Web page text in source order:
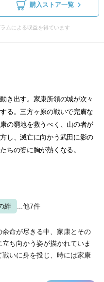
購入ストア一覧
ムによる収益を得ています
き出す。家康所領の城が次々
る。三方ヶ原の戦いで完膚な
の窮地を救うべく、山の者が
し、滅亡に向かう武田に影の
ちの姿に胸が熱くなる。
絆 ...他7件
命が尽きる中、家康とその
ち向かう姿が描かれていま
いに身を投じ、時には家康